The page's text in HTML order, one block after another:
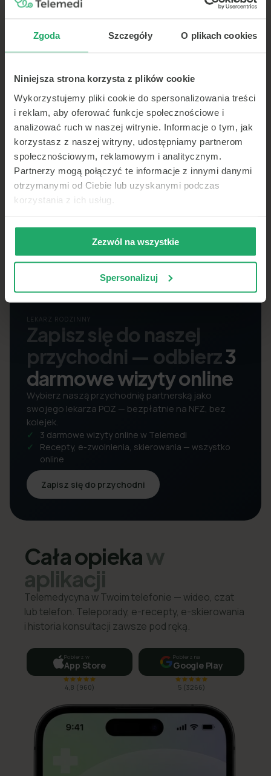
Zgoda Szczegóły O plikach cookies
Niniejsza strona korzysta z plików cookie
Wykorzystujemy pliki cookie do spersonalizowania treści
i reklam, aby oferować funkcje społecznościowe i
analizować ruch w naszej witrynie. Informacje o tym, jak
korzystasz z naszej witryny, udostępniamy partnerom
społecznościowym, reklamowym i analitycznym.
Partnerzy mogą połączyć te informacje z innymi danymi
otrzymanymi od Ciebie lub uzyskanymi podczas
korzystania z ich usług.
Zezwól na wszystkie
Spersonalizuj
Lekarz pierwszego kontaktu w 15
minut — wideo, telefon lub czat.
Nowa recepta lub
leków bez wizyty osobiście.
LEKARZ RODZINNY
Zapisz się do naszej
przychodni — odbierz3
darmowe wizyty online
Wybierz naszą przychodnię partnerską jako
swojego lekarza POZ — bezpłatnie na NFZ, bez
kolejek.
3 darmowe wizyty online w Telemedi
Recepty, e-zwolnienia, skierowania — wszystko
online
Zapisz się do przychodni
Cała opiekaw
aplikacji
Telemedycyna w Twoim telefonie — wideo, czat
lub telefon. Teleporady, e-recepty, e-skierowania
i historia konsultacji zawsze pod ręką.
Pobierz w
App Store
4,8 ( 960)
Pobierz na
Google Play
5 (3266)